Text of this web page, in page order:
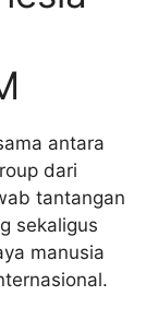
antara
dari
tantangan
sekaligus
manusia